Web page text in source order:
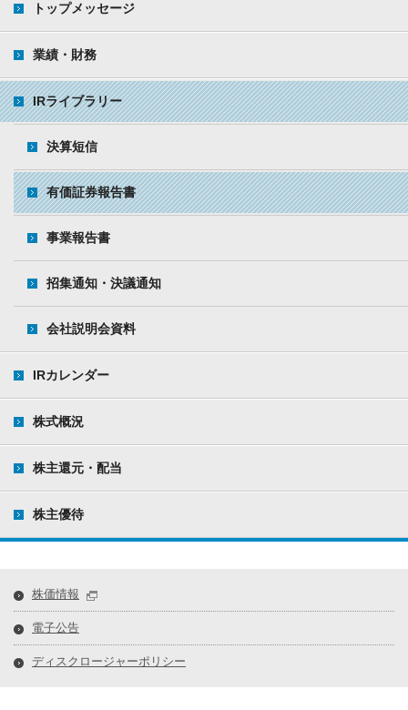
トップメッセージ
業績・財務
IRライブラリー
決算短信
有価証券報告書
事業報告書
招集通知・決議通知
会社説明会資料
IRカレンダー
株式概況
株主還元・配当
株主優待
株価情報
電子公告
ディスクロージャーポリシー